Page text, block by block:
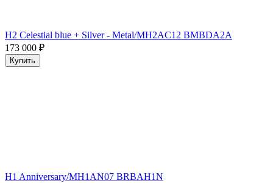
H2 Celestial blue + Silver - Metal/MH2AC12 BMBDA2A
173 000 ₽
Купить
H1 Anniversary/MH1AN07 BRBAH1N